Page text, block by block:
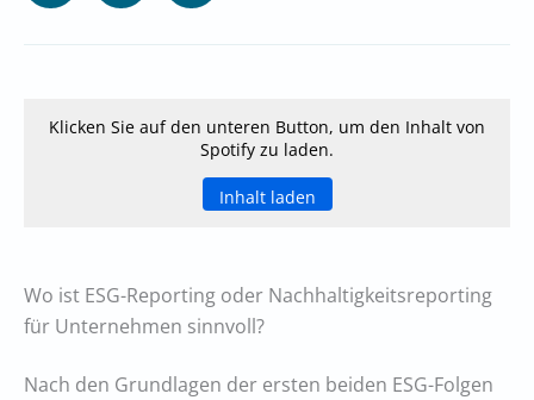
Klicken Sie auf den unteren Button, um den Inhalt von
Spotify zu laden.
Inhalt laden
Wo ist ESG-Reporting oder Nachhaltigkeitsreporting
für Unternehmen sinnvoll?
Nach den Grundlagen der ersten beiden ESG-Folgen